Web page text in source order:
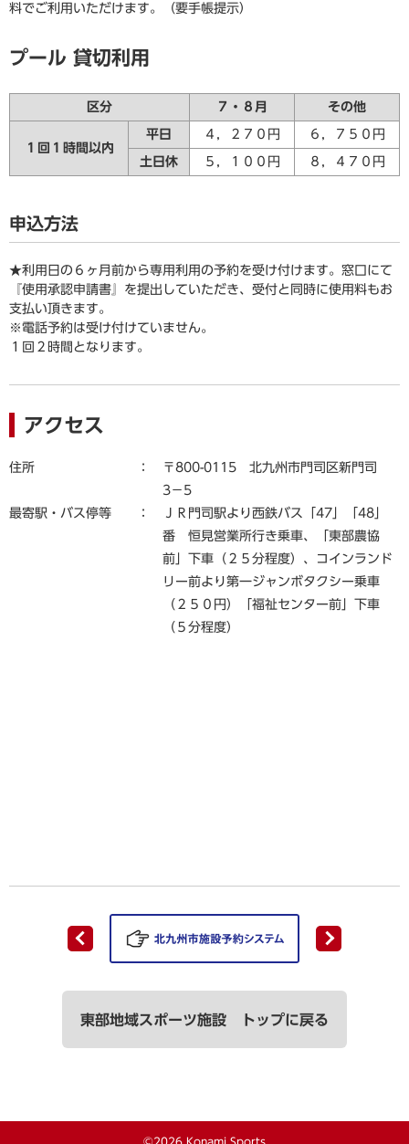
料でご利用いただけます。（要手帳提示）
プール 貸切利用
区分 ７・８月 その他
１回１時間以内
平日 ４，２７０円 ６，７５０円
土日休 ５，１００円 ８，４７０円
申込方法
★利用日の６ヶ月前から専用利用の予約を受け付けます。窓口にて
『使用承認申請書』を提出していただき、受付と同時に使用料もお
支払い頂きます。
※電話予約は受け付けていません。
１回２時間となります。
アクセス
住所
〒800-0115 北九州市門司区新門司
3−5
最寄駅・バス停等
ＪＲ門司駅より西鉄バス「47」「48」
番 恒見営業所行き乗車、「東部農協
前」下車（２５分程度）、コインランド
リー前より第一ジャンボタクシー乗車
（２５０円）「福祉センター前」下車
（５分程度）
東部地域スポーツ施設 トップに戻る
©2026 Konami Sports